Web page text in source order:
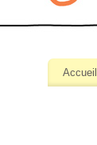
Accueil